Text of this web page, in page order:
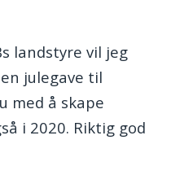
landstyre vil jeg
julegave til
med å skape
i 2020. Riktig god